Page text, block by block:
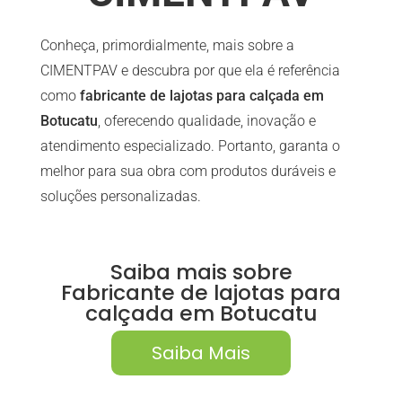
Conheça, primordialmente, mais sobre a
CIMENTPAV e descubra por que ela é referência
como fabricante de lajotas para calçada em
Botucatu, oferecendo qualidade, inovação e
atendimento especializado. Portanto, garanta o
melhor para sua obra com produtos duráveis e
soluções personalizadas.
Saiba mais sobre
Fabricante de lajotas para
calçada em Botucatu
Saiba Mais